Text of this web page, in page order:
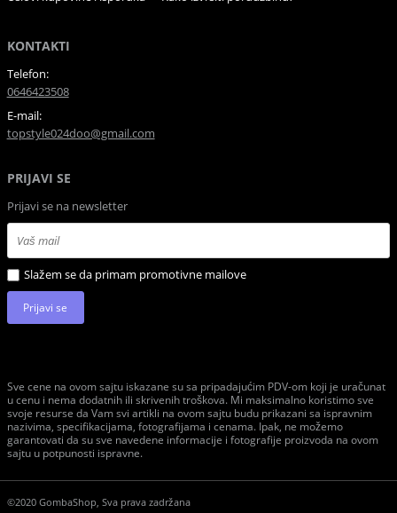
KONTAKTI
Telefon:
0646423508
E-mail:
topstyle024doo@gmail.com
PRIJAVI SE
Prijavi se na newsletter
Slažem se da primam promotivne mailove
Prijavi se
Sve cene na ovom sajtu iskazane su sa pripadajućim PDV-om koji je uračunat
u cenu i nema dodatnih ili skrivenih troškova. Mi maksimalno koristimo sve
svoje resurse da Vam svi artikli na ovom sajtu budu prikazani sa ispravnim
nazivima, specifikacijama, fotografijama i cenama. Ipak, ne možemo
garantovati da su sve navedene informacije i fotografije proizvoda na ovom
sajtu u potpunosti ispravne.
©2020 GombaShop, Sva prava zadržana